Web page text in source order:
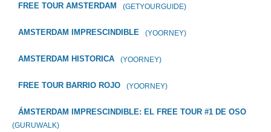
FREE TOUR AMSTERDAM (GETYOURGUIDE)
AMSTERDAM IMPRESCINDIBLE (YOORNEY)
AMSTERDAM HISTORICA (YOORNEY)
FREE TOUR BARRIO ROJO (YOORNEY)
ÁMSTERDAM IMPRESCINDIBLE: EL FREE TOUR #1 DE OSO
(GURUWALK)